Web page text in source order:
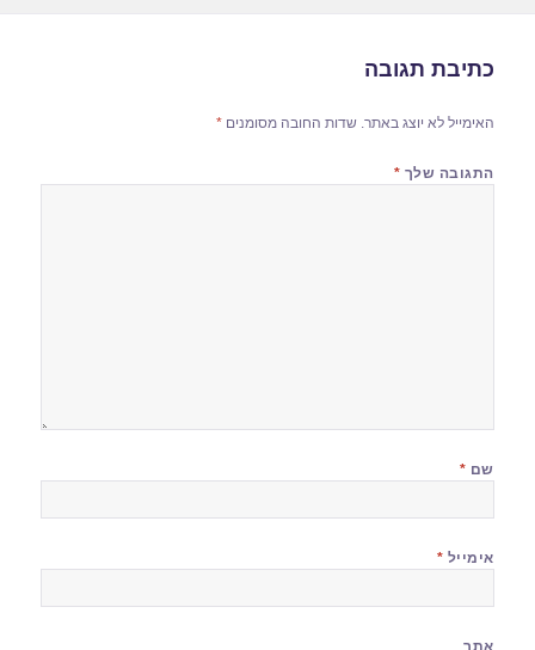
כתיבת תגובה
האימייל לא יוצג באתר. שדות החובה מסומנים*
התגובה שלך *
שם *
אימייל *
אתר